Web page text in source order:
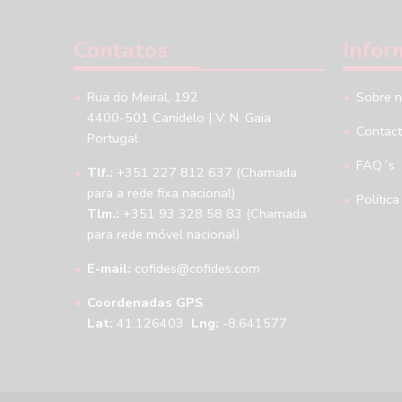
Contatos
Rua do Meiral, 192
4400-501 Canidelo | V. N. Gaia
Portugal
Tlf.: +351 227 812 637 (Chamada
para a rede fixa nacional)
Tlm.: +351 93 328 58 83 (Chamada
para rede móvel nacional)
E-mail: cofides@cofides.com
Coordenadas GPS
Lat: 41.126403 Lng: -8.641577
Sobre
FAQ´s